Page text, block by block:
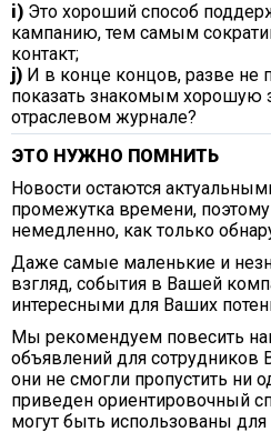
i) Это хороший способ
кампанию, тем самым
контакт;
j) И в конце концов, разве не
показать знакомым хорошую
отраслевом журнале?
ЭТО НУЖНО ПОМНИТЬ
Новости остаются
промежутка времени,
немедленно, как только
Даже самые маленькие и
взгляд, события в Вашей
интересными для Ваших
Мы рекомендуем повесить
объявлений для сотрудников
они не смогли пропустить ни
приведен ориентировочный
могут быть использованы для